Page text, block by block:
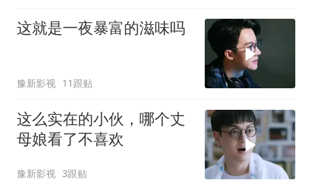
这就是一夜暴富的滋味吗
豫新影视 11跟贴
这么实在的小伙，哪个丈
母娘看了不喜欢
豫新影视 3跟贴